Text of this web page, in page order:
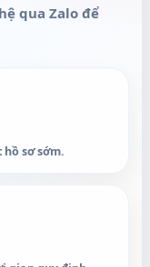
qua Zalo để
sơ sớm.